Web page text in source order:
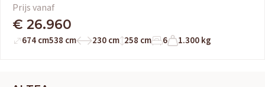
Prijs vanaf
€ 26.960
674 cm538 cm 230 cm 258 cm 6 1.300 kg